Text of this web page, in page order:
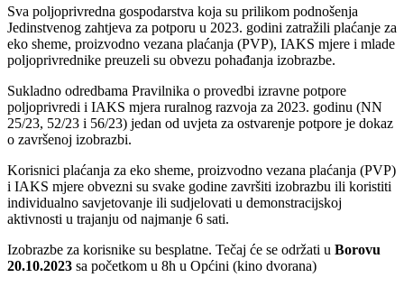
Sva poljoprivredna gospodarstva koja su prilikom podnošenja
Jedinstvenog zahtjeva za potporu u 2023. godini zatražili plaćanje za
eko sheme, proizvodno vezana plaćanja (PVP), IAKS mjere i mlade
poljoprivrednike preuzeli su obvezu pohađanja izobrazbe.
Sukladno odredbama Pravilnika o provedbi izravne potpore
poljoprivredi i IAKS mjera ruralnog razvoja za 2023. godinu (NN
25/23, 52/23 i 56/23) jedan od uvjeta za ostvarenje potpore je dokaz
o završenoj izobrazbi.
Korisnici plaćanja za eko sheme, proizvodno vezana plaćanja (PVP)
i IAKS mjere obvezni su svake godine završiti izobrazbu ili koristiti
individualno savjetovanje ili sudjelovati u demonstracijskoj
aktivnosti u trajanju od najmanje 6 sati.
Izobrazbe za korisnike su besplatne. Tečaj će se održati u Borovu
20.10.2023 sa početkom u 8h u Općini (kino dvorana)